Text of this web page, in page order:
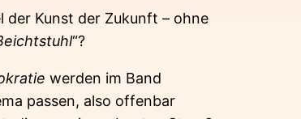
der Kunst der Zukunft – ohne
“?
werden im Band
passen, also offenbar